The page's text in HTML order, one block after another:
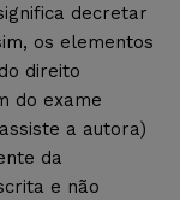
decretar
os elementos
direito
do exame
a autora)
da
e não